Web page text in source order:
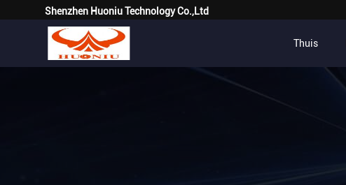
Shenzhen Huoniu Technology Co.,Ltd
Thuis